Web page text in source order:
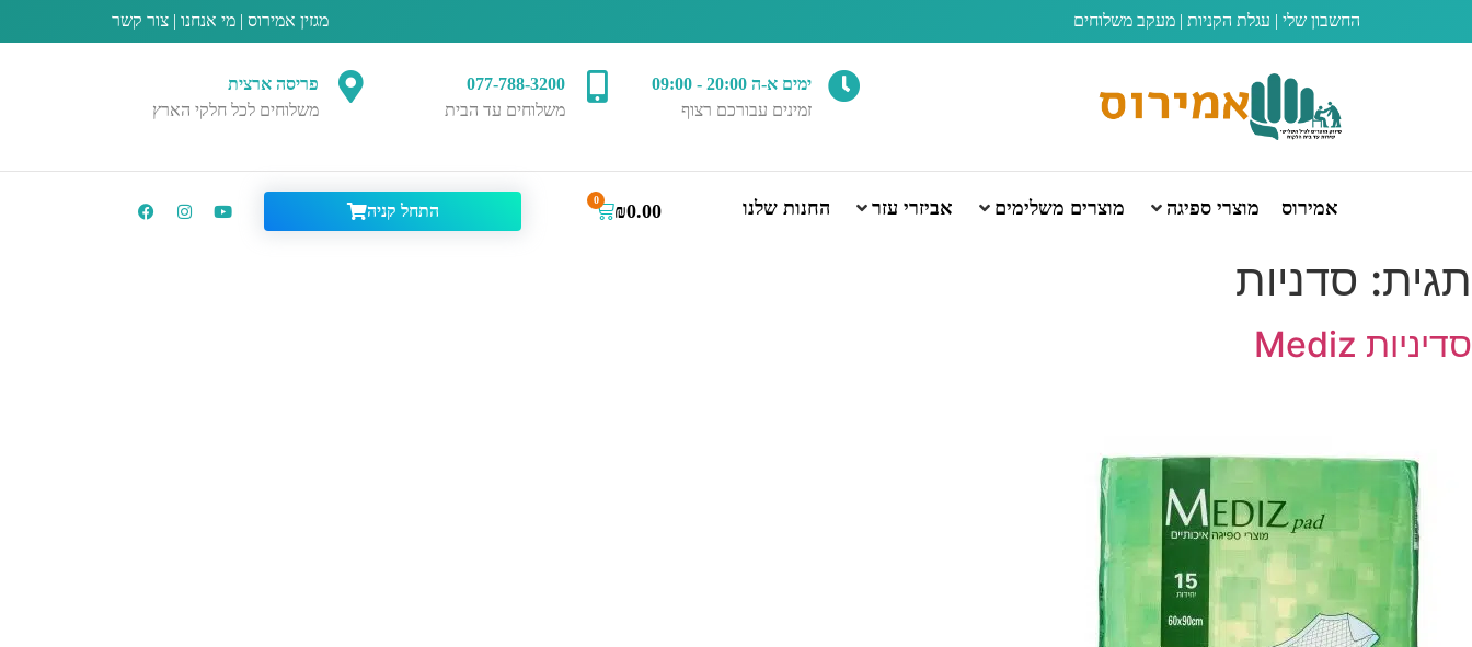
החשבון שלי | עגלת הקניות | מעקב משלוחים מגזין אמירוס | מי אנחנו | צור קשר
ימים א-ה 20:00 - 09:00
זמינים עבורכם רצוף
077-788-3200
משלוחים עד הבית
פריסה ארצית
משלוחים לכל חלקי הארץ
אמירוס מוצרי ספיגה מוצרים משלימים אביזרי עזר החנות שלנו ₪0.00
0
התחל קניה
תגית: סדניות
סדיניות Mediz